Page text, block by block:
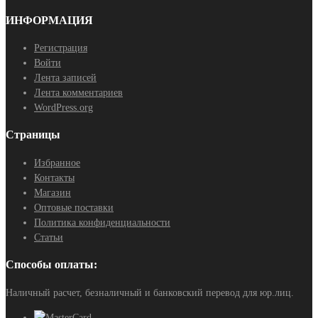
ИНФОРМАЦИЯ
Регистрация
Войти
Лента записей
Лента комментариев
WordPress.org
Страницы
Избранное
Контакты
Магазин
Оптовые поставки
Политика конфиденциальности
Статьи
Способы оплаты:
Наличный расчет, безналичный и банковский перевод для юр.лиц.